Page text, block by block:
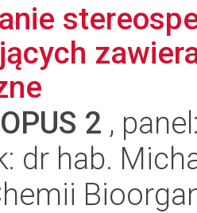
OPUS 2 ,
dr hab.